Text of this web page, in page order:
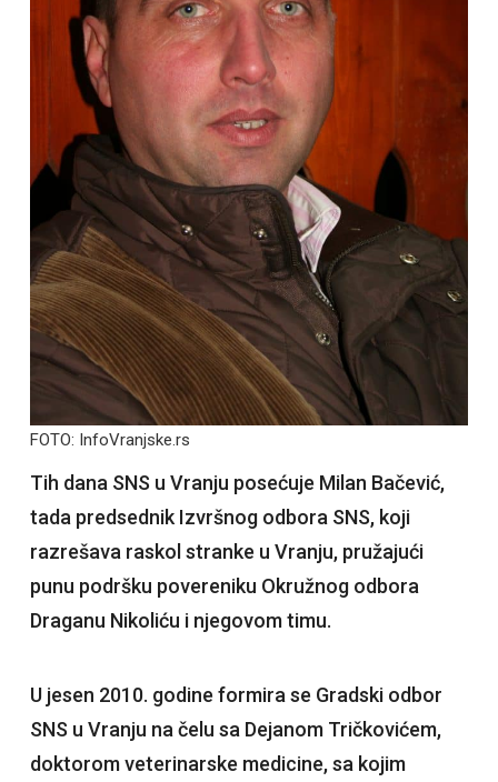
FOTO: InfoVranjske.rs
Tih dana SNS u Vranju posećuje Milan Bačević,
tada predsednik Izvršnog odbora SNS, koji
razrešava raskol stranke u Vranju, pružajući
punu podršku povereniku Okružnog odbora
Draganu Nikoliću i njegovom timu.
U jesen 2010. godine formira se Gradski odbor
SNS u Vranju na čelu sa Dejanom Tričkovićem,
doktorom veterinarske medicine, sa kojim